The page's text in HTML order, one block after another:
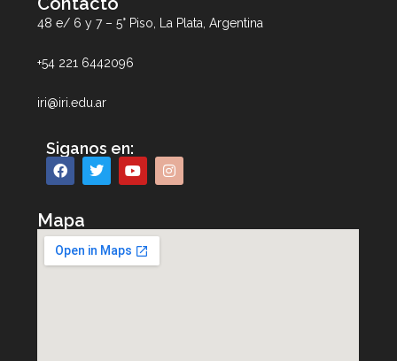
48 e/ 6 y 7 – 5° Piso, La Plata, Argentina
+54 221 6442096
iri@iri.edu.ar
Siganos en:
Mapa